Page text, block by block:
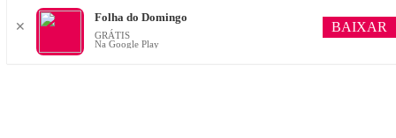
✕
Folha do Domingo
GRÁTIS
Na Google Play
BAIXAR